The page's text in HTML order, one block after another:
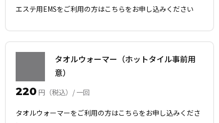
エステ用EMSをご利用の方はこちらをお申し込みください
タオルウォーマー（ホットタイル事前用
意）
220 円（税込）/ 一回
タオルウォーマーをご利用の方はこちらをお申し込みくださ